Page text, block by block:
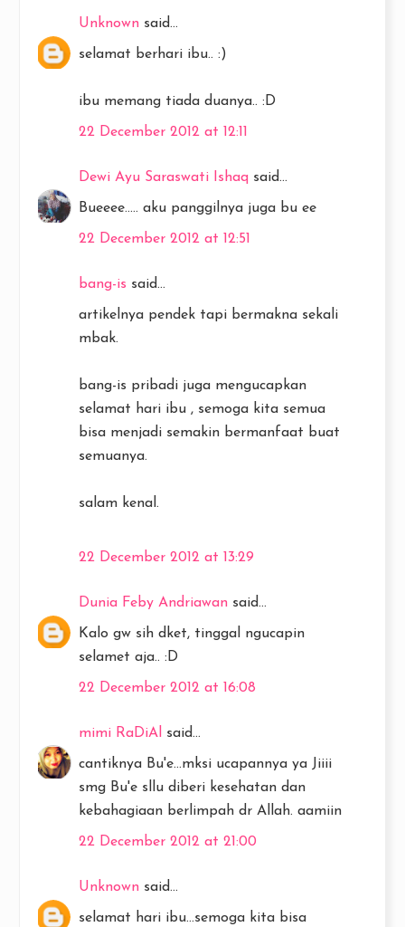
Unknown said...
selamat berhari ibu.. :)
ibu memang tiada duanya.. :D
22 December 2012 at 12:11
Dewi Ayu Saraswati Ishaq said...
Bueeee..... aku panggilnya juga bu ee
22 December 2012 at 12:51
bang-is said...
artikelnya pendek tapi bermakna sekali
mbak.
bang-is pribadi juga mengucapkan
selamat hari ibu , semoga kita semua
bisa menjadi semakin bermanfaat buat
semuanya.
salam kenal.
22 December 2012 at 13:29
Dunia Feby Andriawan said...
Kalo gw sih dket, tinggal ngucapin
selamet aja.. :D
22 December 2012 at 16:08
mimi RaDiAl said...
cantiknya Bu'e...mksi ucapannya ya Jiiii
smg Bu'e sllu diberi kesehatan dan
kebahagiaan berlimpah dr Allah. aamiin
22 December 2012 at 21:00
Unknown said...
selamat hari ibu...semoga kita bisa